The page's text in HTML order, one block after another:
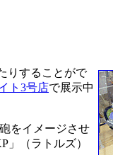
りすることがで
ト3号店で展示中
をイメージさせ
」（ラトルズ）